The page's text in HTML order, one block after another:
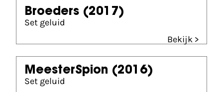
Broeders (2017)
Set geluid
Bekijk >
MeesterSpion (2016)
Set geluid